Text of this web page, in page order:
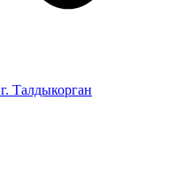
Талдыкорган